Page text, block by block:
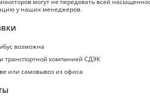
могут не передавать всей
у наших менеджеров.
возможна
транспортной компанией СДЭК
или самовывоз из офиса